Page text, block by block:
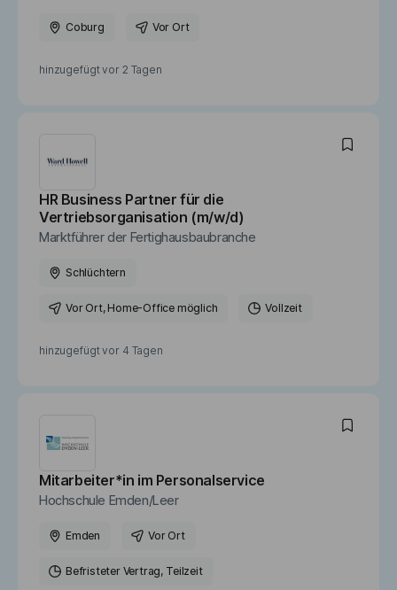
Coburg Vor Ort
hinzugefügt vor 2 Tagen
HR Business Partner für die
Vertriebsorganisation (m/w/d)
Marktführer der Fertighausbaubranche
Schlüchtern
Vor Ort, Home-Office möglich Vollzeit
hinzugefügt vor 4 Tagen
Mitarbeiter*in im Personalservice
Hochschule Emden/Leer
Emden Vor Ort
Befristeter Vertrag Teilzeit